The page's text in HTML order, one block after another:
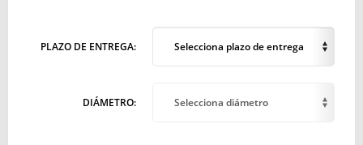
PLAZO DE ENTREGA: Selecciona plazo de entrega
DIÁMETRO: Selecciona diámetro